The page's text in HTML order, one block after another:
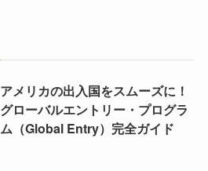
アメリカの出入国をスムーズに！
グローバルエントリー・プログラ
ム（Global Entry）完全ガイド